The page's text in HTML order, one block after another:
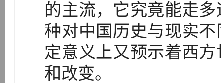
的主流，它究竟能走
种对中国历史与现实
定意义上又预示着西
和改变。